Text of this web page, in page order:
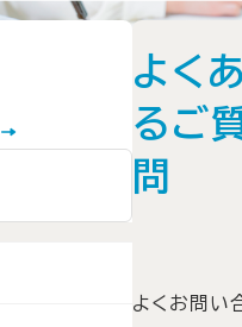
よく
るご
問
よくお問い